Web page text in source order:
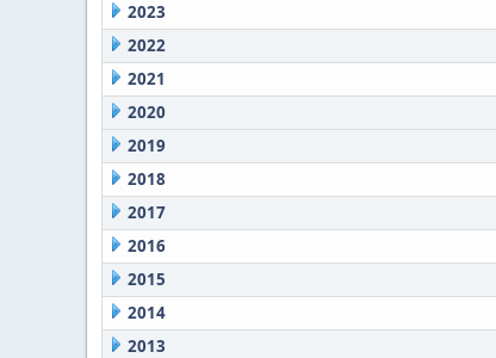
2023
2022
2021
2020
2019
2018
2017
2016
2015
2014
2013